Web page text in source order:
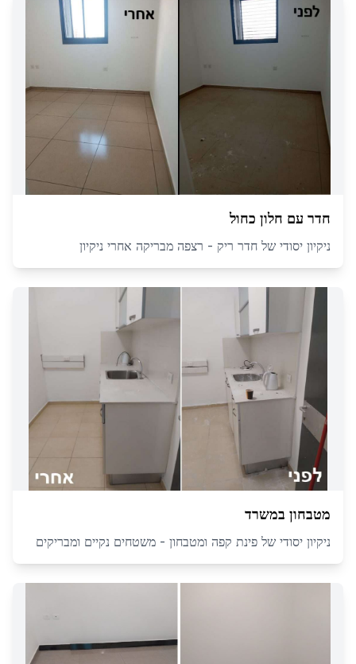
חדר עם חלון כחול
ניקיון יסודי של חדר ריק - רצפה מבריקה אחרי ניקיון
מטבחון במשרד
ניקיון יסודי של פינת קפה ומטבחון - משטחים נקיים ומבריקים